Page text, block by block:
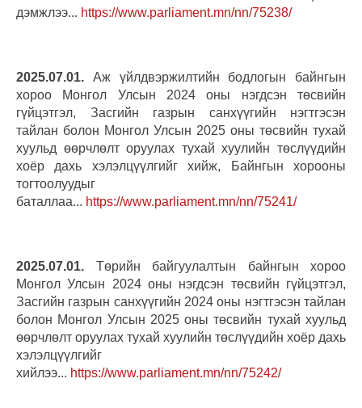
дэмжлээ... https://www.parliament.mn/nn/75238/
2025.07.01. Аж үйлдвэржилтийн бодлогын байнгын
хороо Монгол Улсын 2024 оны нэгдсэн төсвийн
гүйцэтгэл, Засгийн газрын санхүүгийн нэгтгэсэн
тайлан болон Монгол Улсын 2025 оны төсвийн тухай
хуульд өөрчлөлт оруулах тухай хуулийн төслүүдийн
хоёр дахь хэлэлцүүлгийг хийж, Байнгын хорооны
тогтоолуудыг
баталлаа... https://www.parliament.mn/nn/75241/
2025.07.01. Төрийн байгуулалтын байнгын хороо
Монгол Улсын 2024 оны нэгдсэн төсвийн гүйцэтгэл,
Засгийн газрын санхүүгийн 2024 оны нэгтгэсэн тайлан
болон Монгол Улсын 2025 оны төсвийн тухай хуульд
өөрчлөлт оруулах тухай хуулийн төслүүдийн хоёр дахь
хэлэлцүүлгийг
хийлээ... https://www.parliament.mn/nn/75242/